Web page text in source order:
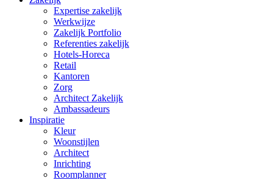
Expertise zakelijk
Werkwijze
Zakelijk Portfolio
Referenties zakelijk
Hotels-Horeca
Retail
Kantoren
Zorg
Architect Zakelijk
Ambassadeurs
Inspiratie
Kleur
Woonstijlen
Architect
Inrichting
Roomplanner